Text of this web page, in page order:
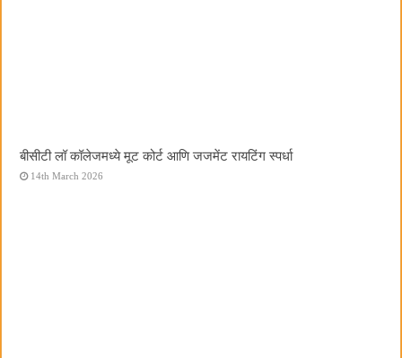
बीसीटी लॉ कॉलेजमध्ये मूट कोर्ट आणि जजमेंट रायटिंग स्पर्धा
14th March 2026